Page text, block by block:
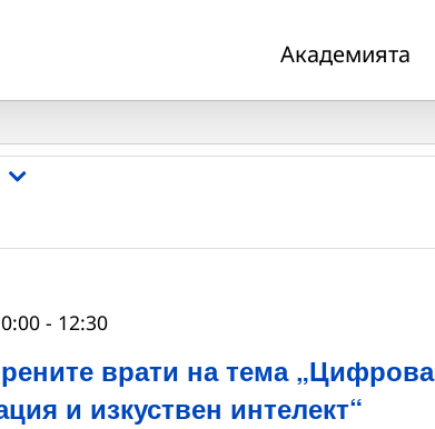
Академията
врати на тема „Цифрова
и изкуствен интелект“
- 12:30